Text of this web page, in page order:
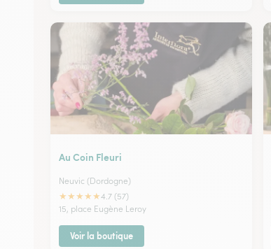
Au Coin Fleuri
Neuvic (Dordogne)
★★★★★4.7 (57)
15, place Eugène Leroy
Voir la boutique